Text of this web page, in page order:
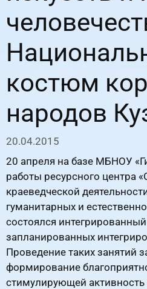
костюм
народов
20.04.2015
20 апреля на базе МБНОУ
работы ресурсного центра
краеведческой
гуманитарных и
состоялся
запланированных
Проведение таких занятий
формирование
стимулирующей активность